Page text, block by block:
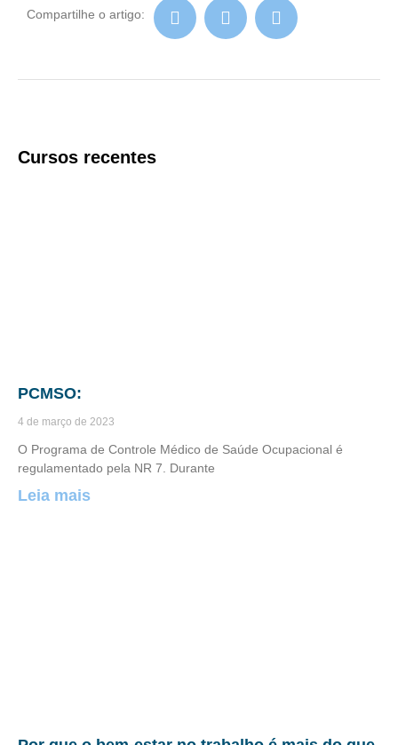
Compartilhe o artigo:
Cursos recentes
PCMSO:
4 de março de 2023
O Programa de Controle Médico de Saúde Ocupacional é
regulamentado pela NR 7. Durante
Leia mais